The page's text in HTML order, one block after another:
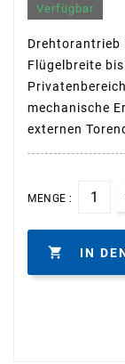
Verfügbar
Drehtorantrieb
Flügelbreite
mechanische
externen
MENGE :
 IN